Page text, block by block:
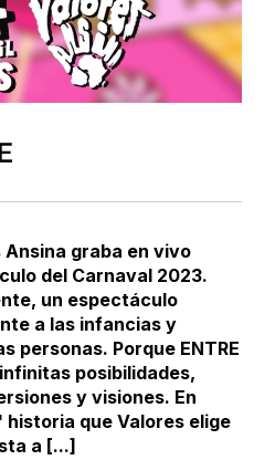
Ansina graba en vivo
del Carnaval 2023.
un espectáculo
a las infancias y
personas. Porque ENTRE
posibilidades,
y visiones. En
que Valores elige
a [...]